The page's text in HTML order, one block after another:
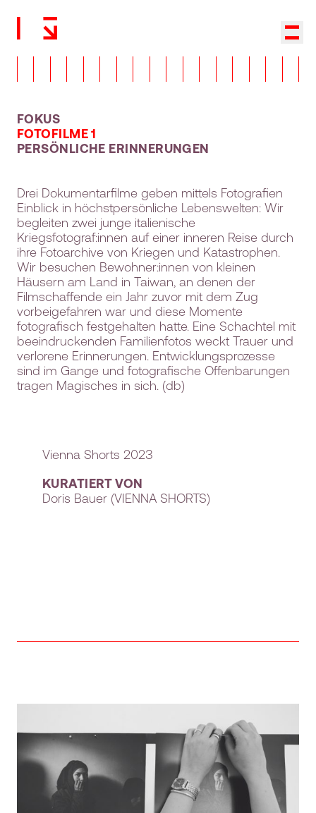
Zurück zur Startseite
FOKUS
FOTOFILME 1
PERSÖNLICHE ERINNERUNGEN
Drei Dokumentarfilme geben mittels Fotografien
Einblick in höchstpersönliche Lebenswelten: Wir
begleiten zwei junge italienische
Kriegsfotograf:innen auf einer inneren Reise durch
ihre Fotoarchive von Kriegen und Katastrophen.
Wir besuchen Bewohner:innen von kleinen
Häusern am Land in Taiwan, an denen der
Filmschaffende ein Jahr zuvor mit dem Zug
vorbeigefahren war und diese Momente
fotografisch festgehalten hatte. Eine Schachtel mit
beeindruckenden Familienfotos weckt Trauer und
verlorene Erinnerungen. Entwicklungsprozesse
sind im Gange und fotografische Offenbarungen
tragen Magisches in sich. (db)
Vienna Shorts 2023
KURATIERT VON
Doris Bauer (VIENNA SHORTS)